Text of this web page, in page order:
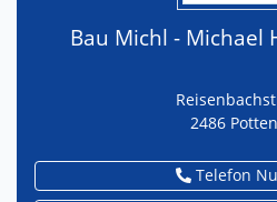
Bau Michl - Michael
2486
Telefon